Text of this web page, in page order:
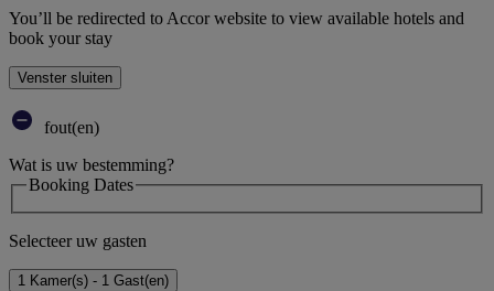
You’ll be redirected to Accor website to view available hotels and
book your stay
Venster sluiten
fout(en)
Wat is uw bestemming?
Booking Dates
Selecteer uw gasten
1 Kamer(s) - 1 Gast(en)